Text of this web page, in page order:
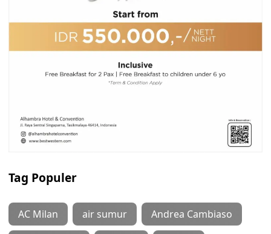
Tag Populer
AC Milan air sumur Andrea Cambiaso